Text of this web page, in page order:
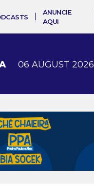
ANUNCIE
AQUI
06 AUGUST 2026